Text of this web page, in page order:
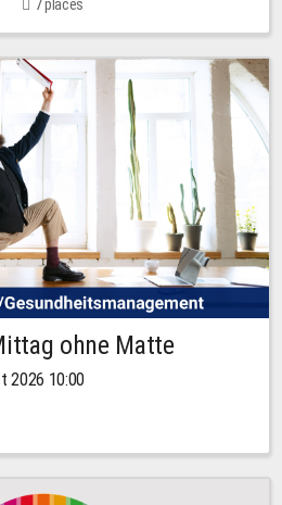
7 places
ohne Matte
2026 10:00